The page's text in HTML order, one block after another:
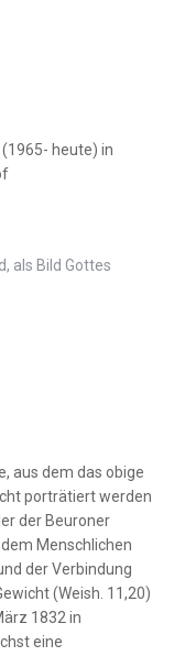
(1965- heute) in
als Bild Gottes
aus dem das obige
porträtiert werden
der Beuroner
Menschlichen
der Verbindung
(Weish. 11,20)
1832 in
eine